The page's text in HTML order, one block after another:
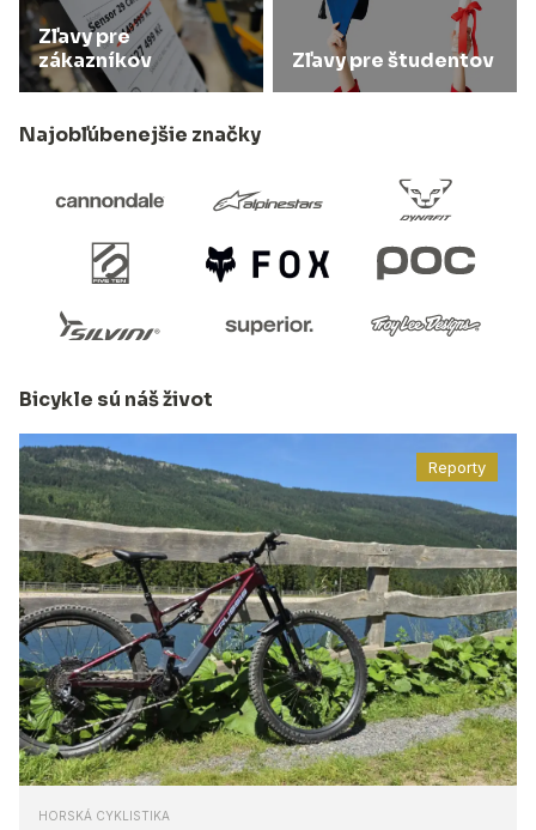
Zľavy pre
zákazníkov
Zľavy pre študentov
Najobľúbenejšie značky
Bicykle sú náš život
Reporty
HORSKÁ CYKLISTIKA